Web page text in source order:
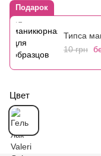
Подарок
Типса
10 грн
Цвет